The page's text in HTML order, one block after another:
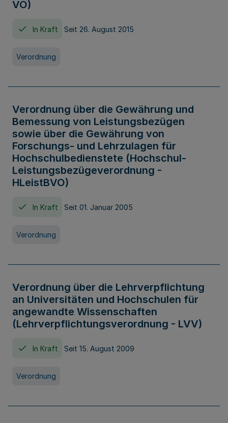
VO)
In Kraft Seit 26. August 2015
Verordnung
Verordnung über die Gewährung und
Bemessung von Leistungsbezügen
sowie über die Gewährung von
Forschungs- und Lehrzulagen für
Hochschulbedienstete (Hochschul-
Leistungsbezügeverordnung -
HLeistBVO)
In Kraft Seit 01. Januar 2005
Verordnung
Verordnung über die Lehrverpflichtung
an Universitäten und Hochschulen für
angewandte Wissenschaften
(Lehrverpflichtungsverordnung - LVV)
In Kraft Seit 15. August 2009
Verordnung